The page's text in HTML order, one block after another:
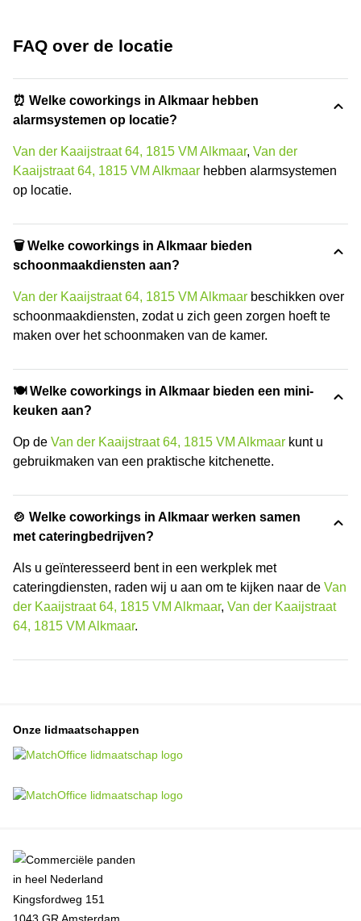
FAQ over de locatie
⏰ Welke coworkings in Alkmaar hebben
alarmsystemen op locatie?
Van der Kaaijstraat 64, 1815 VM Alkmaar, Van der
Kaaijstraat 64, 1815 VM Alkmaar hebben alarmsystemen
op locatie.
🗑 Welke coworkings in Alkmaar bieden
schoonmaakdiensten aan?
Van der Kaaijstraat 64, 1815 VM Alkmaar beschikken over
schoonmaakdiensten, zodat u zich geen zorgen hoeft te
maken over het schoonmaken van de kamer.
🍽️ Welke coworkings in Alkmaar bieden een mini-
keuken aan?
Op de Van der Kaaijstraat 64, 1815 VM Alkmaar kunt u
gebruikmaken van een praktische kitchenette.
🍲 Welke coworkings in Alkmaar werken samen
met cateringbedrijven?
Als u geïnteresseerd bent in een werkplek met
cateringdiensten, raden wij u aan om te kijken naar de Van
der Kaaijstraat 64, 1815 VM Alkmaar, Van der Kaaijstraat
64, 1815 VM Alkmaar.
Onze lidmaatschappen
Kingsfordweg 151
1043 GR Amsterdam